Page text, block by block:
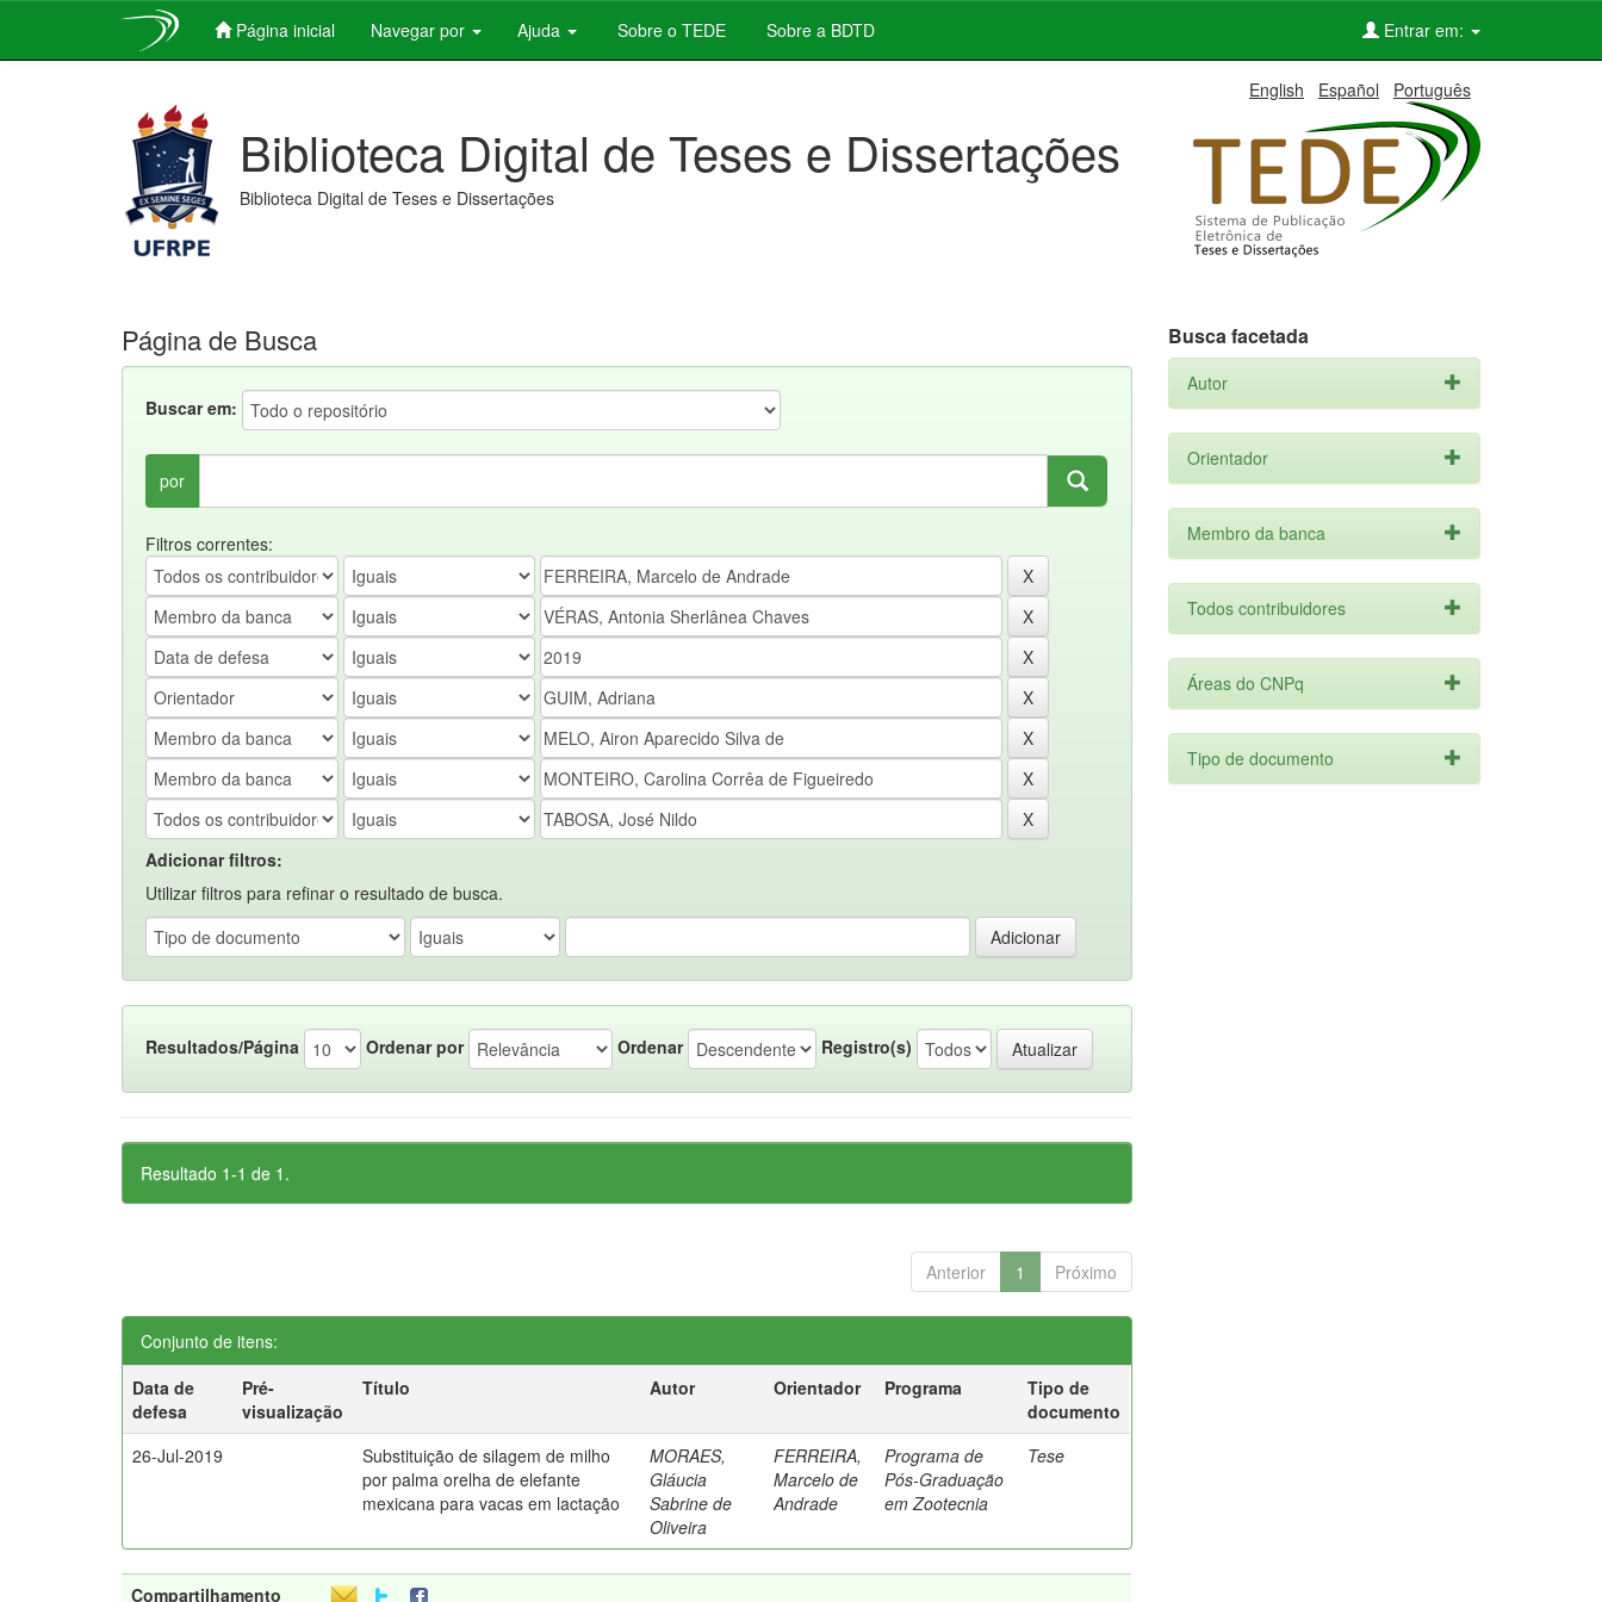
Página inicial Navegar por Ajuda Sobre o TEDE Sobre a BDTD Entrar em:
English Español Português
Biblioteca Digital de Teses e Dissertações
Biblioteca Digital de Teses e Dissertações
Página de Busca
Buscar em:
por
Filtros correntes:
Adicionar filtros:
Utilizar filtros para refinar o resultado de busca.
Resultados/Página Ordenar por Ordenar Registro(s)
Resultado 1-1 de 1.
Anterior 1 Próximo
Conjunto de itens:
Data de
defesa
Pré-
visualização
Título Autor Orientador Programa
Tipo de
documento
26-Jul-2019
Substituição de silagem de milho
por palma orelha de elefante
mexicana para vacas em lactação
MORAES,
Gláucia
Sabrine de
Oliveira
FERREIRA,
Marcelo de
Andrade
Programa de
Pós-Graduação
em Zootecnia
Tese
Compartilhamento
Busca facetada
Autor
Orientador
Membro da banca
Todos contribuidores
Áreas do CNPq
Tipo de documento